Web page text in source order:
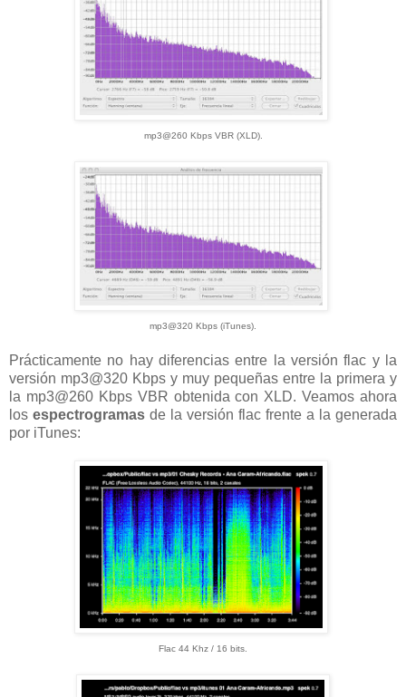
mp3@260 Kbps VBR (XLD).
mp3@320 Kbps (iTunes).
Prácticamente no hay diferencias entre la versión flac y la
versión mp3@320 Kbps y muy pequeñas entre la primera y
la mp3@260 Kbps VBR obtenida con XLD. Veamos ahora
los espectrogramas de la versión flac frente a la generada
por iTunes:
Flac 44 Khz / 16 bits